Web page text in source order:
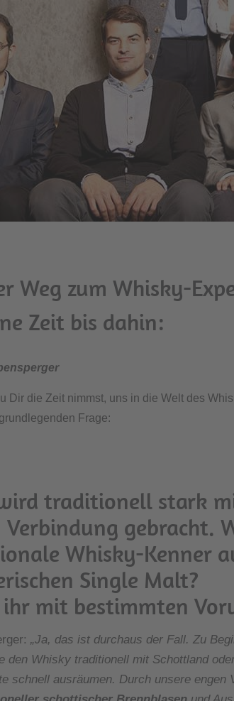
Weg zum Whisky-
Zeit bis dahin:
Dir die Zeit nimmst, uns in die Welt des
Frage:
gebracht.
Whisky-Kenner
Single Malt?
mit bestimmten
„Ja, das ist durchaus der Fall. Zu
den Whisky traditionell mit Schottland
schnell ausräumen. Durch unsere engen